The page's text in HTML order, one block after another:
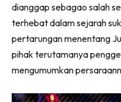
dianggap sebagao salah
terhebat dalam sejarah
pertarungan menentang
pihak terutamanya
mengumumkan